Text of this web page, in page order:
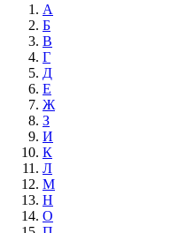
А
Б
В
Г
Д
Е
Ж
З
И
К
Л
М
Н
О